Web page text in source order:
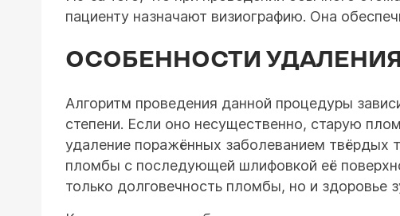
пациенту назначают визиографию. Она
ОСОБЕННОСТИ
Алгоритм проведения данной процедуры
степени. Если оно несущественно, старую
удаление поражённых заболеванием твёрдых
пломбы с последующей шлифовкой её
только долговечность пломбы, но и здоровье